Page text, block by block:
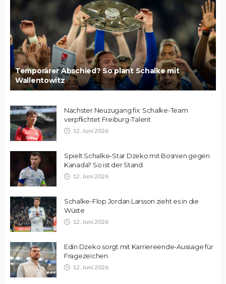
Temporärer Abschied? So plant Schalke mit
Wallentowitz
Nächster Neuzugang fix: Schalke-Team
verpflichtet Freiburg-Talent
12. Juni 2026
Spielt Schalke-Star Dzeko mit Bosnien gegen
Kanada? So ist der Stand
12. Juni 2026
Schalke-Flop Jordan Larsson zieht es in die
Wüste
12. Juni 2026
Edin Dzeko sorgt mit Karriereende-Aussage für
Fragezeichen
12. Juni 2026